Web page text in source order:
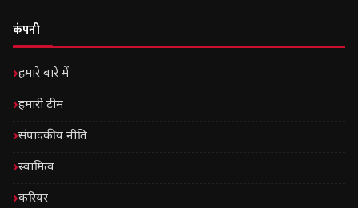
कंपनी
हमारे बारे में
हमारी टीम
संपादकीय नीति
स्वामित्व
करियर